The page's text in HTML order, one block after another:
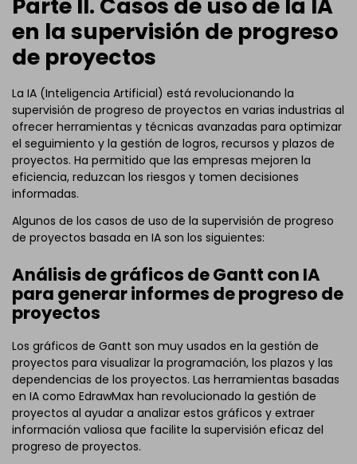
Parte II. Casos de uso de la IA
en la supervisión de progreso
de proyectos
La IA (Inteligencia Artificial) está revolucionando la
supervisión de progreso de proyectos en varias industrias al
ofrecer herramientas y técnicas avanzadas para optimizar
el seguimiento y la gestión de logros, recursos y plazos de
proyectos. Ha permitido que las empresas mejoren la
eficiencia, reduzcan los riesgos y tomen decisiones
informadas.
Algunos de los casos de uso de la supervisión de progreso
de proyectos basada en IA son los siguientes:
Análisis de gráficos de Gantt con IA
para generar informes de progreso de
proyectos
Los gráficos de Gantt son muy usados en la gestión de
proyectos para visualizar la programación, los plazos y las
dependencias de los proyectos. Las herramientas basadas
en IA como EdrawMax han revolucionado la gestión de
proyectos al ayudar a analizar estos gráficos y extraer
información valiosa que facilite la supervisión eficaz del
progreso de proyectos.